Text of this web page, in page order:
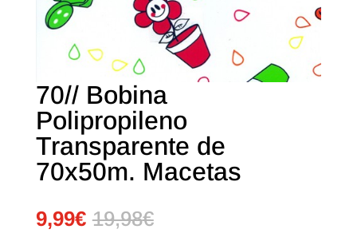
70// Bobina
Polipropileno
Transparente de
70x50m. Macetas
9,99€ 19,98€